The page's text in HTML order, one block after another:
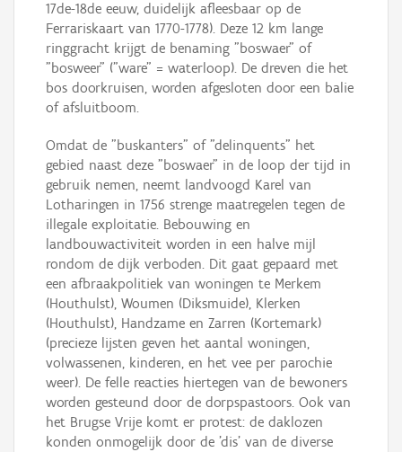
17de-18de eeuw, duidelijk afleesbaar op de
Ferrariskaart van 1770-1778). Deze 12 km lange
ringgracht krijgt de benaming "boswaer" of
"bosweer" ("ware" = waterloop). De dreven die het
bos doorkruisen, worden afgesloten door een balie
of afsluitboom.
Omdat de "buskanters" of "delinquents" het
gebied naast deze "boswaer" in de loop der tijd in
gebruik nemen, neemt landvoogd Karel van
Lotharingen in 1756 strenge maatregelen tegen de
illegale exploitatie. Bebouwing en
landbouwactiviteit worden in een halve mijl
rondom de dijk verboden. Dit gaat gepaard met
een afbraakpolitiek van woningen te Merkem
(Houthulst), Woumen (Diksmuide), Klerken
(Houthulst), Handzame en Zarren (Kortemark)
(precieze lijsten geven het aantal woningen,
volwassenen, kinderen, en het vee per parochie
weer). De felle reacties hiertegen van de bewoners
worden gesteund door de dorpspastoors. Ook van
het Brugse Vrije komt er protest: de daklozen
konden onmogelijk door de 'dis' van de diverse